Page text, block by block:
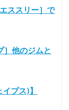
ススリー］で
］他のジムと
プス)】